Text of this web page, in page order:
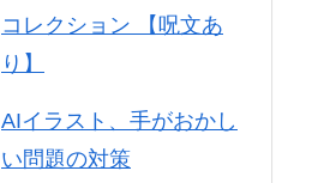
コレクション 【呪文あ
り】
AIイラスト、手がおかし
い問題の対策